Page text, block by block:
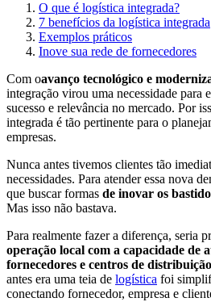
O que é logística integrada?
7 benefícios da logística integrada
Exemplos práticos
Inove sua rede de fornecedores
Com oavanço tecnológico e
integração virou uma necessidade para
sucesso e relevância no mercado. Por
integrada é tão pertinente para o
empresas.
Nunca antes tivemos clientes tão
necessidades. Para atender essa nova
que buscar formas de inovar os
Mas isso não bastava.
Para realmente fazer a diferença, seria
operação local com a capacidade de
fornecedores e centros de distribuição
antes era uma teia de logística foi
conectando fornecedor, empresa e